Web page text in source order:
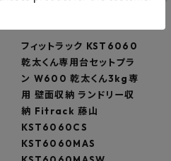
フィットラック KST6060
乾太くん専用台セットプラ
ン W600 乾太くん3kg専
用 壁面収納 ランドリー収
納 Fitrack 藤山
KST6060CS
KST6060MAS